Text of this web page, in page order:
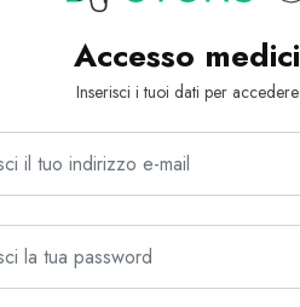
Accesso medici
Inserisci i tuoi dati per accedere